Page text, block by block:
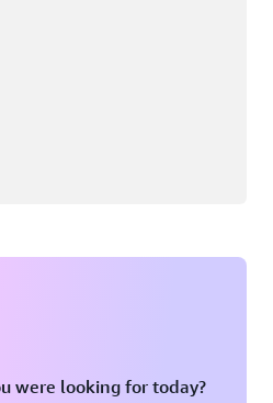
were looking for today?